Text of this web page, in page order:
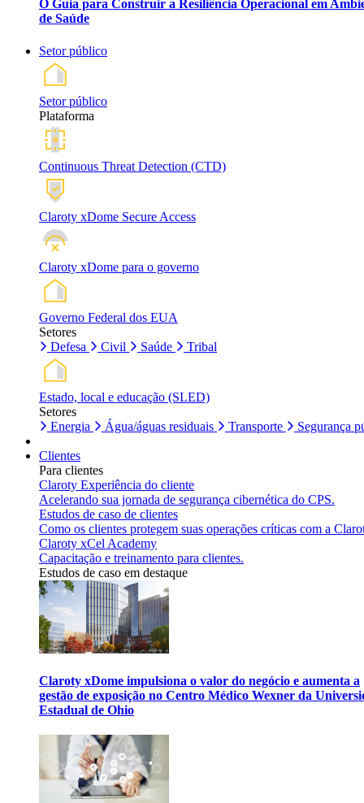
O Guia para Construir a Resiliência Operacional em
de Saúde
Setor público
Setor público
Plataforma
Continuous Threat Detection (CTD)
Claroty xDome Secure Access
Claroty xDome para o governo
Governo Federal dos EUA
Setores
Defesa
Civil Saúde Tribal
Estado, local e educação (SLED)
Setores
Energia
Água/águas residuais Transporte Segurança
Clientes
Para clientes
Claroty Experiência do cliente
Acelerando sua jornada de segurança cibernética do CPS.
Estudos de caso de clientes
Como os clientes protegem suas operações críticas com a
Claroty xCel Academy
Capacitação e treinamento para clientes.
Estudos de caso em destaque
Claroty xDome impulsiona o valor do negócio e aumenta a
gestão de exposição no Centro Médico Wexner da
Estadual de Ohio